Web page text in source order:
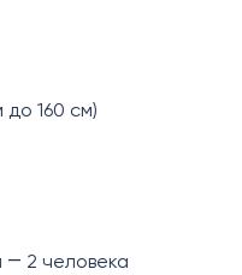
до 160 см)
2 человека